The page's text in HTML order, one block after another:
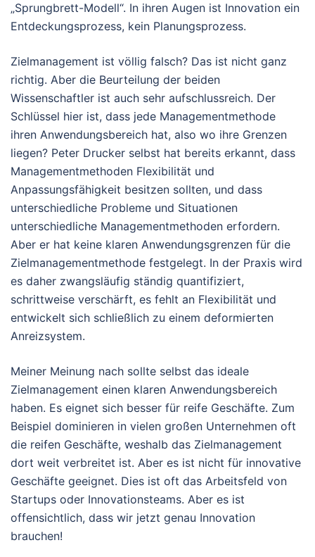
„Sprungbrett-Modell“. In ihren Augen ist Innovation ein
Entdeckungsprozess, kein Planungsprozess.
Zielmanagement ist völlig falsch? Das ist nicht ganz
richtig. Aber die Beurteilung der beiden
Wissenschaftler ist auch sehr aufschlussreich. Der
Schlüssel hier ist, dass jede Managementmethode
ihren Anwendungsbereich hat, also wo ihre Grenzen
liegen? Peter Drucker selbst hat bereits erkannt, dass
Managementmethoden Flexibilität und
Anpassungsfähigkeit besitzen sollten, und dass
unterschiedliche Probleme und Situationen
unterschiedliche Managementmethoden erfordern.
Aber er hat keine klaren Anwendungsgrenzen für die
Zielmanagementmethode festgelegt. In der Praxis wird
es daher zwangsläufig ständig quantifiziert,
schrittweise verschärft, es fehlt an Flexibilität und
entwickelt sich schließlich zu einem deformierten
Anreizsystem.
Meiner Meinung nach sollte selbst das ideale
Zielmanagement einen klaren Anwendungsbereich
haben. Es eignet sich besser für reife Geschäfte. Zum
Beispiel dominieren in vielen großen Unternehmen oft
die reifen Geschäfte, weshalb das Zielmanagement
dort weit verbreitet ist. Aber es ist nicht für innovative
Geschäfte geeignet. Dies ist oft das Arbeitsfeld von
Startups oder Innovationsteams. Aber es ist
offensichtlich, dass wir jetzt genau Innovation
brauchen!